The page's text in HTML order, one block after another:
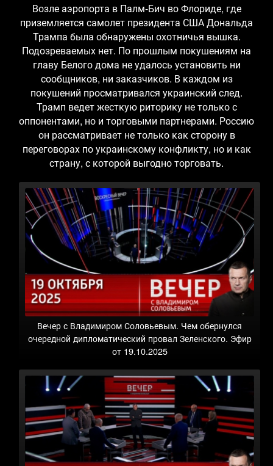
Возле аэропорта в Палм-Бич во Флориде, где
приземляется самолет президента США Дональда
Трампа была обнаружены охотничья вышка.
Подозреваемых нет. По прошлым покушениям на
главу Белого дома не удалось установить ни
сообщников, ни заказчиков. В каждом из
покушений просматривался украинский след.
Трамп ведет жесткую риторику не только с
оппонентами, но и торговыми партнерами. Россию
он рассматривает не только как сторону в
переговорах по украинскому конфликту, но и как
страну, с которой выгодно торговать.
Вечер с Владимиром Соловьевым. Чем обернулся
очередной дипломатический провал Зеленского. Эфир
от 19.10.2025